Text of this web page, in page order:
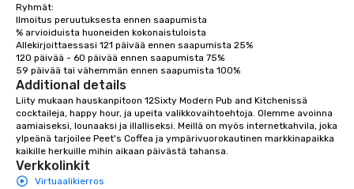
Ryhmät:
Ilmoitus peruutuksesta ennen saapumista
% arvioiduista huoneiden kokonaistuloista
Allekirjoittaessasi 121 päivää ennen saapumista 25%
120 päivää - 60 päivää ennen saapumista 75%
59 päivää tai vähemmän ennen saapumista 100%
Additional details
Liity mukaan hauskanpitoon 12Sixty Modern Pub and Kitchenissä
cocktaileja, happy hour, ja upeita valikkovaihtoehtoja. Olemme avoinna
aamiaiseksi, lounaaksi ja illalliseksi. Meillä on myös internetkahvila, joka
ylpeänä tarjoilee Peet's Coffea ja ympärivuorokautinen markkinapaikka
kaikille herkuille mihin aikaan päivästä tahansa.
Verkkolinkit
Virtuaalikierros